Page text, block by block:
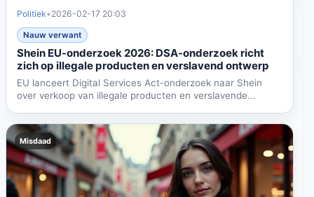
Politiek• 2026-02-17 20:03
Nauw verwant
Shein EU-onderzoek 2026: DSA-onderzoek richt
zich op illegale producten en verslavend ontwerp
EU lanceert Digital Services Act-onderzoek naar Shein
over verkoop van illegale producten en verslavende...
Misdaad